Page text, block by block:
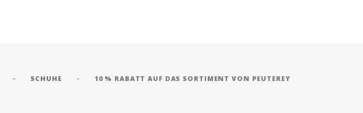
- SCHUHE - 10 % RABATT AUF DAS SORTIMENT VON PEUTEREY